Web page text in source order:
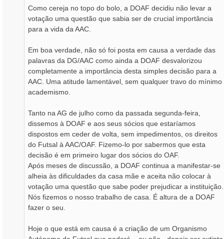
Como cereja no topo do bolo, a DOAF decidiu não levar a
votação uma questão que sabia ser de crucial importância
para a vida da AAC.
Em boa verdade, não só foi posta em causa a verdade das
palavras da DG/AAC como ainda a DOAF desvalorizou
completamente a importância desta simples decisão para a
AAC. Uma atitude lamentável, sem qualquer travo do mínimo
academismo.
Tanto na AG de julho como da passada segunda-feira,
dissemos à DOAF e aos seus sócios que estaríamos
dispostos em ceder de volta, sem impedimentos, os direitos
do Futsal à AAC/OAF. Fizemo-lo por sabermos que esta
decisão é em primeiro lugar dos sócios do OAF.
Após meses de discussão, a DOAF continua a manifestar-se
alheia às dificuldades da casa mãe e aceita não colocar à
votação uma questão que sabe poder prejudicar a instituição.
Nós fizemos o nosso trabalho de casa. É altura de a DOAF
fazer o seu.
Hoje o que está em causa é a criação de um Organismo